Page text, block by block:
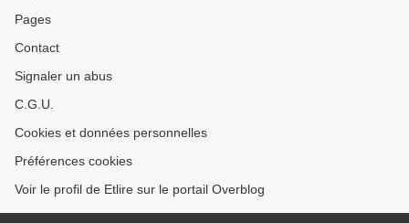
Pages
Contact
Signaler un abus
C.G.U.
Cookies et données personnelles
Préférences cookies
Voir le profil de Etlire sur le portail Overblog